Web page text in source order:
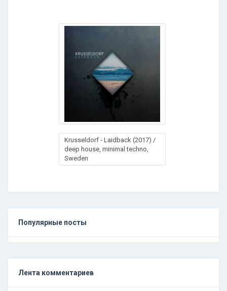
Krusseldorf - Laidback (2017) /
deep house, minimal techno,
Sweden
Популярные посты
Лента комментариев